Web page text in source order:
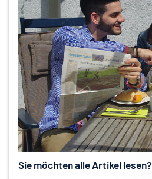
Sie möchten alle Artikel lesen?